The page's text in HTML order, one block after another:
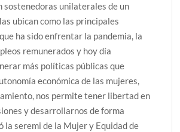
sostenedoras unilaterales de un
ubican como las principales
ha sido enfrentar la pandemia, la
remunerados y hoy día
más políticas públicas que
económica de las mujeres,
nos permite tener libertad en
y desarrollarnos de forma
la seremi de la Mujer y Equidad de